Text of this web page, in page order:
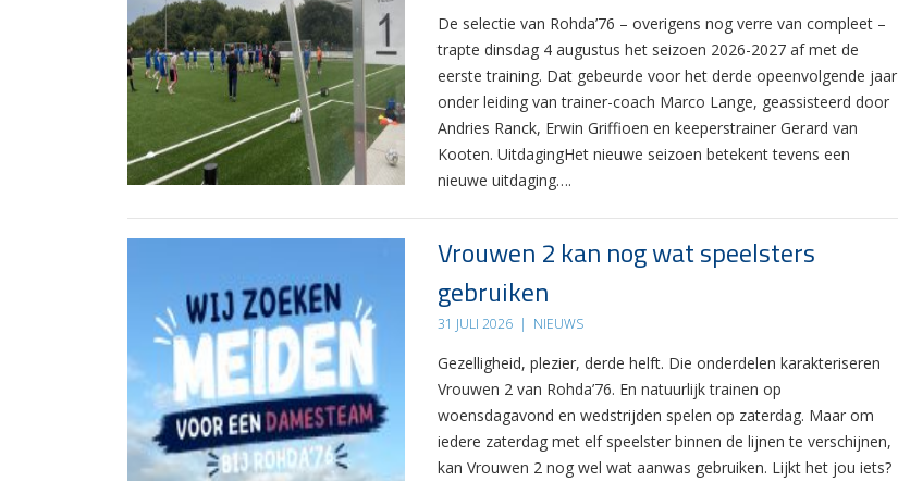
De selectie van Rohda’76 – overigens nog verre van compleet –
trapte dinsdag 4 augustus het seizoen 2026-2027 af met de
eerste training. Dat gebeurde voor het derde opeenvolgende jaar
onder leiding van trainer-coach Marco Lange, geassisteerd door
Andries Ranck, Erwin Griffioen en keeperstrainer Gerard van
Kooten. UitdagingHet nieuwe seizoen betekent tevens een
nieuwe uitdaging….
Vrouwen 2 kan nog wat speelsters
gebruiken
31 JULI 2026 | NIEUWS
Gezelligheid, plezier, derde helft. Die onderdelen karakteriseren
Vrouwen 2 van Rohda’76. En natuurlijk trainen op
woensdagavond en wedstrijden spelen op zaterdag. Maar om
iedere zaterdag met elf speelster binnen de lijnen te verschijnen,
kan Vrouwen 2 nog wel wat aanwas gebruiken. Lijkt het jou iets?